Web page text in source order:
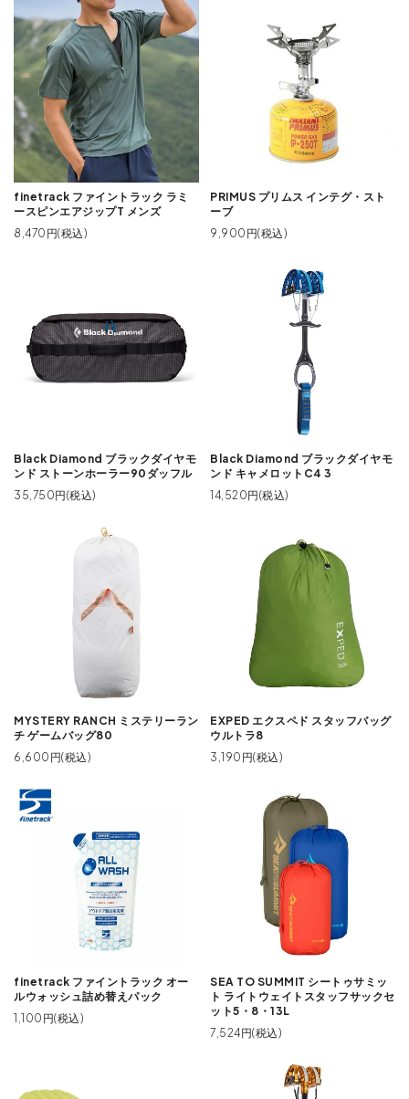
finetrack ファイントラック ラミ
ースピンエアジップT メンズ
8,470円(税込)
PRIMUS プリムス インテグ・スト
ーブ
9,900円(税込)
Black Diamond ブラックダイヤモ
ンド ストーンホーラー90ダッフル
35,750円(税込)
Black Diamond ブラックダイヤモ
ンド キャメロットC4 3
14,520円(税込)
MYSTERY RANCH ミステリーラン
チ ゲームバッグ80
6,600円(税込)
EXPED エクスペド スタッフバッグ
ウルトラ8
3,190円(税込)
finetrack ファイントラック オー
ルウォッシュ詰め替えパック
1,100円(税込)
SEA TO SUMMIT シートゥサミッ
ト ライトウェイトスタッフサックセ
ット5・8・13L
7,524円(税込)